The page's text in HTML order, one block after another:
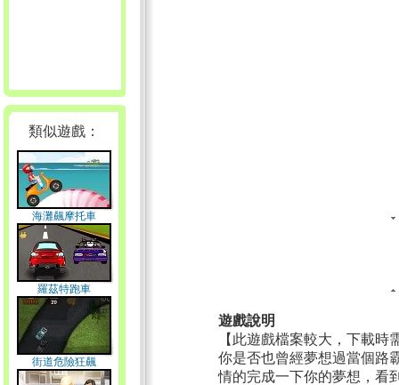
類似遊戲：
海灘飆摩托車
羅茲特跑車
街道危險狂飆
遊戲說明
【此遊戲檔案較大，下載
你是否也曾經夢想過當個路
情的完成一下你的夢想，看